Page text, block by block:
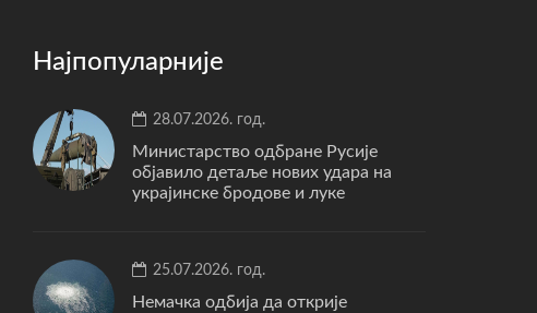
Најпопуларније
28.07.2026. год.
Министарство одбране Русије
објавило детаље нових удара на
украјинске бродове и луке
25.07.2026. год.
Немачка одбија да открије